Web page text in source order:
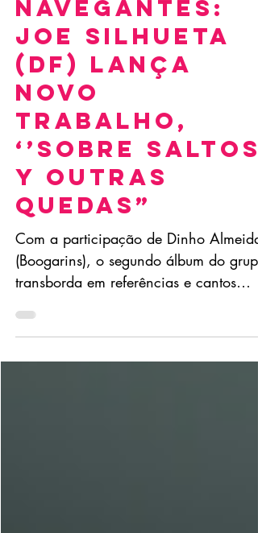
Aviso aos
navegantes:
Joe Silhueta
(DF) lança
novo
trabalho,
‘’Sobre saltos
y outras
quedas”
Com a participação de Dinho Almeida
transborda em referências e cantos
temáticos “Enquanto a gente...